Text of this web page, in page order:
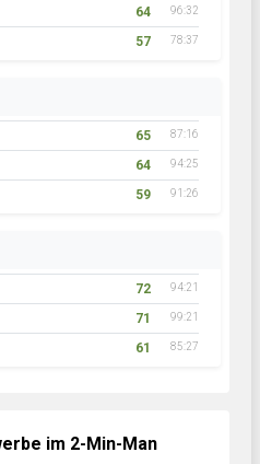
64 96:32
57 78:37
65 87:16
64 94:25
59 91:26
72 94:21
71 99:21
61 85:27
im 2-Min-Man